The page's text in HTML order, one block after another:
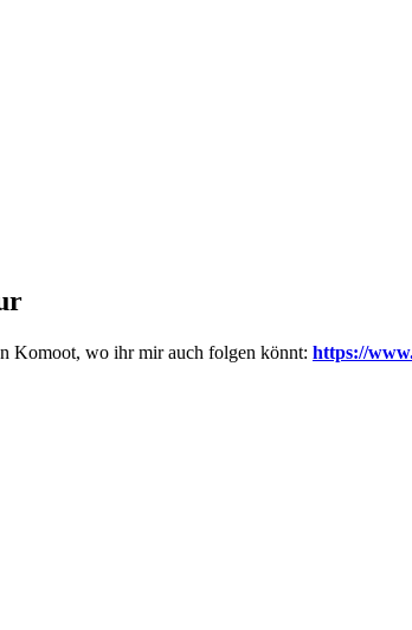
Komoot, wo ihr mir auch folgen könnt: https://